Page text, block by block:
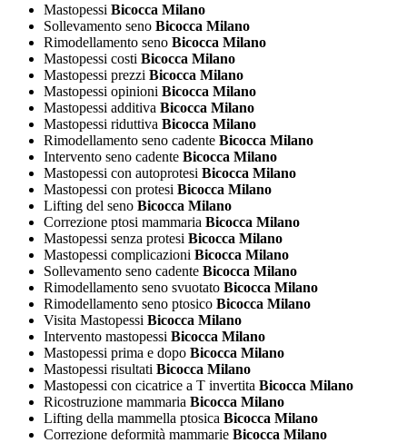
Mastopessi Bicocca Milano
Sollevamento seno Bicocca Milano
Rimodellamento seno Bicocca Milano
Mastopessi costi Bicocca Milano
Mastopessi prezzi Bicocca Milano
Mastopessi opinioni Bicocca Milano
Mastopessi additiva Bicocca Milano
Mastopessi riduttiva Bicocca Milano
Rimodellamento seno cadente Bicocca Milano
Intervento seno cadente Bicocca Milano
Mastopessi con autoprotesi Bicocca Milano
Mastopessi con protesi Bicocca Milano
Lifting del seno Bicocca Milano
Correzione ptosi mammaria Bicocca Milano
Mastopessi senza protesi Bicocca Milano
Mastopessi complicazioni Bicocca Milano
Sollevamento seno cadente Bicocca Milano
Rimodellamento seno svuotato Bicocca Milano
Rimodellamento seno ptosico Bicocca Milano
Visita Mastopessi Bicocca Milano
Intervento mastopessi Bicocca Milano
Mastopessi prima e dopo Bicocca Milano
Mastopessi risultati Bicocca Milano
Mastopessi con cicatrice a T invertita Bicocca Milano
Ricostruzione mammaria Bicocca Milano
Lifting della mammella ptosica Bicocca Milano
Correzione deformità mammarie Bicocca Milano